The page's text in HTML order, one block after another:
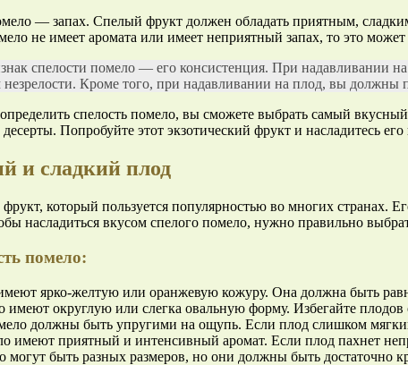
— запах. Спелый фрукт должен обладать приятным,
не имеет аромата или имеет неприятный запах, то это
спелости помело — его консистенция. При надавливании
Кроме того, при надавливании на плод, вы должны
определить спелость помело, вы сможете выбрать самый
Попробуйте этот экзотический фрукт и насладитесь
и сладкий плод
который пользуется популярностью во многих странах.
насладиться вкусом спелого помело, нужно правильно
помело:
ярко-желтую или оранжевую кожуру. Она должна быть
имеют округлую или слегка овальную форму. Избегайте
должны быть упругими на ощупь. Если плод слишком
имеют приятный и интенсивный аромат. Если плод пахнет
могут быть разных размеров, но они должны быть достаточно